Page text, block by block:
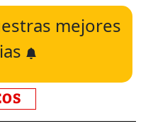
mejores